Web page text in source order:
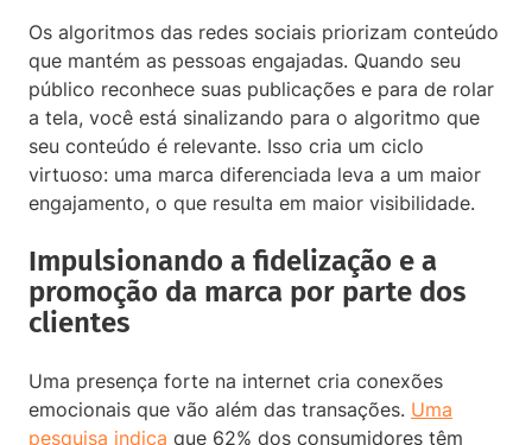
Os algoritmos das redes sociais priorizam conteúdo
que mantém as pessoas engajadas. Quando seu
público reconhece suas publicações e para de rolar
a tela, você está sinalizando para o algoritmo que
seu conteúdo é relevante. Isso cria um ciclo
virtuoso: uma marca diferenciada leva a um maior
engajamento, o que resulta em maior visibilidade.
Impulsionando a fidelização e a
promoção da marca por parte dos
clientes
Uma presença forte na internet cria conexões
emocionais que vão além das transações. Uma
pesquisa indica que 62% dos consumidores têm